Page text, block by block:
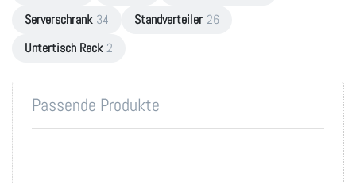
Serverschrank 34 Standverteiler 26
Untertisch Rack 2
Passende Produkte